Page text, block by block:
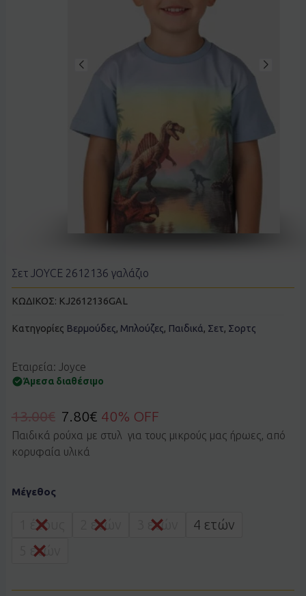
Σετ JOYCE 2612136 γαλάζιο
ΚΩΔΙΚΟΣ: KJ2612136GAL
Κατηγορίες Βερμούδες, Μπλούζες, Παιδικά, Σετ, Σορτς
Εταιρεία: Joyce
Άμεσα διαθέσιμο
13.00€ 7.80€ 40% OFF
Παιδικά ρούχα με στυλ για τους μικρούς μας ήρωες, από
κορυφαία υλικά
Μέγεθος
1 έτους 2 ετών 3 ετών
4 ετών
5 ετών
JOYCE
γαλάζιο
ποσότητα